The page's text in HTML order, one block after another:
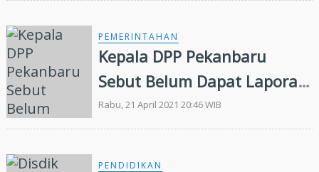
PEMERINTAHAN
Kepala DPP Pekanbaru
Sebut Belum Dapat Laporan
Soal izin Pabrik Gula Semut
Rabu, 21 April 2021 20:46 WIB
PENDIDIKAN